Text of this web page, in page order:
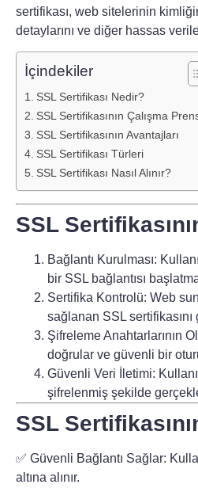
sertifikası, web sitelerinin
detaylarını ve diğer hassas
İçindekiler
SSL Sertifikası Nedir?
SSL Sertifikasının Çalışma
SSL Sertifikasının Avantajları
SSL Sertifikası Türleri
SSL Sertifikası Nasıl Alınır?
SSL
Bağlantı Kurulması:
bir SSL bağlantısı
Sertifika Kontrolü: Web
sağlanan SSL sertifikasını
Şifreleme Anahtarlarının
doğrular ve güvenli bir
Güvenli Veri İletimi:
şifrelenmiş şekilde
SSL
✅ Güvenli Bağlantı Sağlar:
altına alınır.